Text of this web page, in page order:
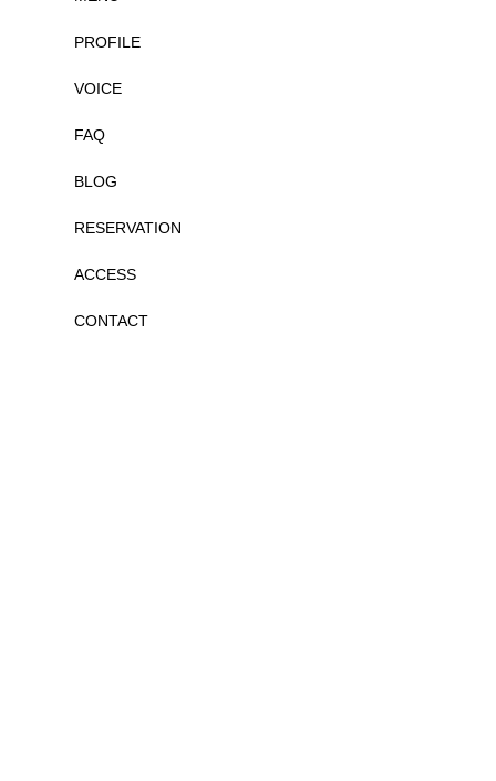
PROFILE
VOICE
FAQ
BLOG
RESERVATION
ACCESS
CONTACT